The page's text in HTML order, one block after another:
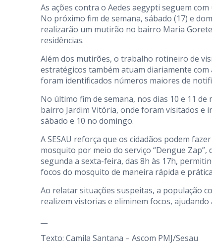
As ações contra o Aedes aegypti seguem
No próximo fim de semana, sábado (17) e
realizarão um mutirão no bairro Maria
residências.
Além dos mutirões, o trabalho rotineiro de
estratégicos também atuam diariamente
foram identificados números maiores de
No último fim de semana, nos dias 10 e 11
bairro Jardim Vitória, onde foram visitados e
sábado e 10 no domingo.
A SESAU reforça que os cidadãos podem
mosquito por meio do serviço “Dengue
segunda a sexta-feira, das 8h às 17h,
focos do mosquito de maneira rápida e
Ao relatar situações suspeitas, a população
realizem vistorias e eliminem focos,
Texto: Camila Santana – Ascom PMJ/Sesau